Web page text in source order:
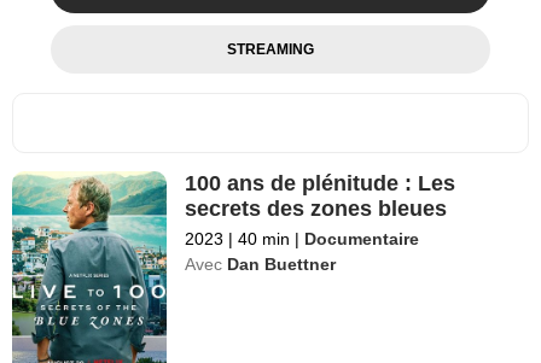
STREAMING
100 ans de plénitude : Les
secrets des zones bleues
2023 | 40 min | Documentaire
Avec Dan Buettner